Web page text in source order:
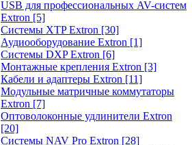
USB для профессиональных AV-систем
Extron [5]
Системы XTP Extron [30]
Аудиооборудование Extron [1]
Системы DXP Extron [6]
Монтажные крепления Extron [3]
Кабели и адаптеры Extron [11]
Модульные матричные коммутаторы
Extron [7]
Оптоволоконные удлинители Extron
[20]
Системы NAV Pro Extron [28]